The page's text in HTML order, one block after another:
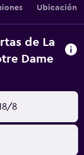
Ubicación
de La
Dame
8